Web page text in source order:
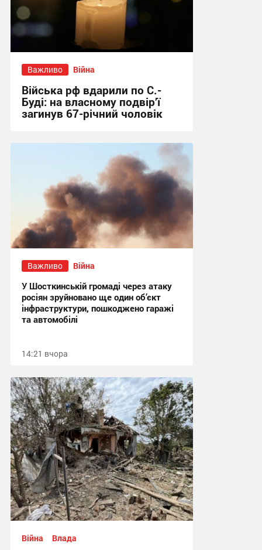
Важливо Війна
Війська рф вдарили по С.-
Буді: на власному подвір’ї
загинув 67-річний чоловік
Важливо Війна
У Шосткинській громаді через атаку
росіян зруйновано ще один об’єкт
інфраструктури, пошкоджено гаражі
та автомобілі
14:21 вчора
Війна Влада